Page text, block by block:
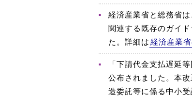
経済産業省と総務省
関連する既存のガイ
た。詳細は 経済産業
「下請代金支払遅延
公布されました。本
造委託等に係る中小